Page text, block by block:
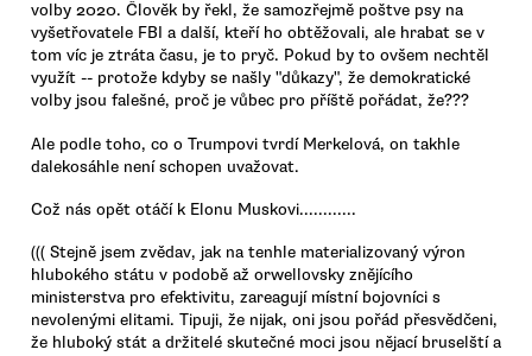
volby 2020. Člověk by řekl, že samozřejmě poštve psy na
vyšetřovatele FBI a další, kteří ho obtěžovali, ale hrabat se v
tom víc je ztráta času, je to pryč. Pokud by to ovšem nechtěl
využít -- protože kdyby se našly "důkazy", že demokratické
volby jsou falešné, proč je vůbec pro příště pořádat, že???
Ale podle toho, co o Trumpovi tvrdí Merkelová, on takhle
dalekosáhle není schopen uvažovat.
Což nás opět otáčí k Elonu Muskovi............
((( Stejně jsem zvědav, jak na tenhle materializovaný výron
hlubokého státu v podobě až orwellovsky znějícího
ministerstva pro efektivitu, zareagují místní bojovníci s
nevolenými elitami. Tipuji, že nijak, oni jsou pořád přesvědčeni,
že hluboký stát a držitelé skutečné moci jsou nějací bruselští a